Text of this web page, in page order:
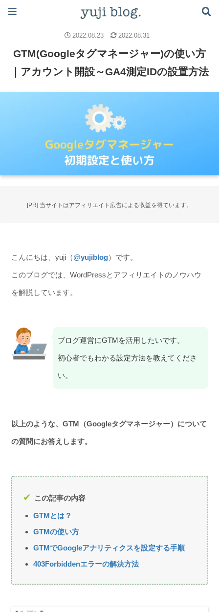
WordPress設定 SEO
GTM(Googleタグマネージャー)の使い方
｜アカウント開設～GA4測定IDの設置方法
2022.08.23 2022.08.31
[PR] 当サイトはアフィリエイト広告による収益を得ています。
こんにちは、yuji（@yujiblog）です。
このブログでは、WordPressとアフィリエイトのノウハウ
を解説しています。
ブログ運営にGTMを活用したいです。
初心者でもわかる設定方法を教えてくださ
い。
以上のような、GTM（Googleタグマネージャー）について
の質問にお答えします。
この記事の内容
GTMとは？
GTMの使い方
GTMでGoogleアナリティクスを設定する手順
403Forbiddenエラーの解決方法